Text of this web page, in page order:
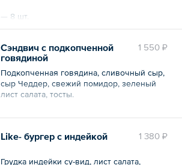
— 8 шт.
1 550 ₽
Сэндвич с подкопченной
говядиной
Подкопченная говядина, сливочный сыр,
сыр Чеддер, свежий помидор, зеленый
лист салата, тосты.
— 8 шт.
Общий вес – 560 г 1 380 ₽
Like- бургер с индейкой
Грудка индейки су-вид, лист салата,